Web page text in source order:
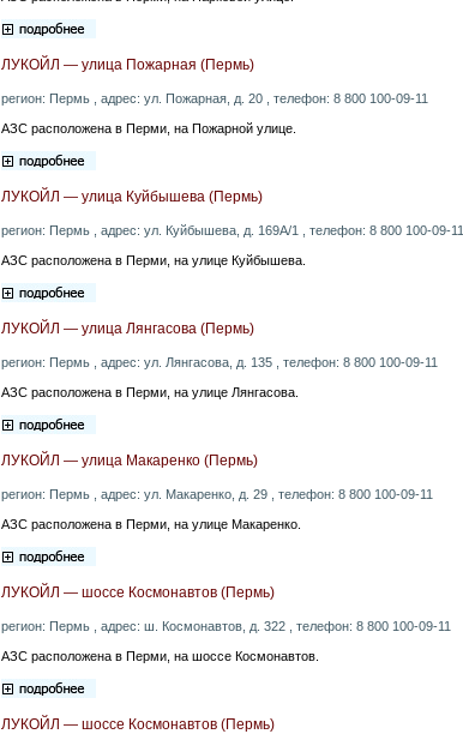
ЛУКОЙЛ — улица Пожарная (Пермь)
регион: Пермь , адрес: ул. Пожарная, д. 20 , телефон: 8 800 100-09-11
АЗС расположена в Перми, на Пожарной улице.
ЛУКОЙЛ — улица Куйбышева (Пермь)
регион: Пермь , адрес: ул. Куйбышева, д. 169А/1 , телефон: 8 800 100-09-11
АЗС расположена в Перми, на улице Куйбышева.
ЛУКОЙЛ — улица Лянгасова (Пермь)
регион: Пермь , адрес: ул. Лянгасова, д. 135 , телефон: 8 800 100-09-11
АЗС расположена в Перми, на улице Лянгасова.
ЛУКОЙЛ — улица Макаренко (Пермь)
регион: Пермь , адрес: ул. Макаренко, д. 29 , телефон: 8 800 100-09-11
АЗС расположена в Перми, на улице Макаренко.
ЛУКОЙЛ — шоссе Космонавтов (Пермь)
регион: Пермь , адрес: ш. Космонавтов, д. 322 , телефон: 8 800 100-09-11
АЗС расположена в Перми, на шоссе Космонавтов.
ЛУКОЙЛ — шоссе Космонавтов (Пермь)